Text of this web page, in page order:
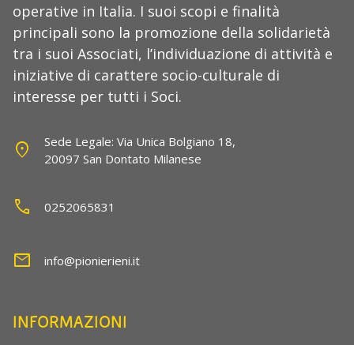
operative in Italia. I suoi scopi e finalità
principali sono la promozione della solidarietà
tra i suoi Associati, l’individuazione di attività e
iniziative di carattere socio-culturale di
interesse per tutti i Soci.
location_on
Sede Legale: Via Unica Bolgiano 18,
20097 San Dontato Milanese
call 0252065831
mail info@pionierieni.it
INFORMAZIONI